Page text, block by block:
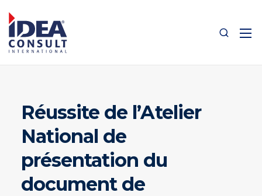
Réussite de l’Atelier
National de
présentation du
document de